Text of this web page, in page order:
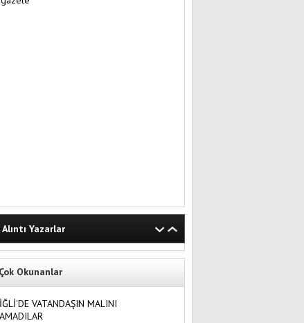
Alıntı Yazarlar
Okunanlar
VATANDAŞIN MALINI